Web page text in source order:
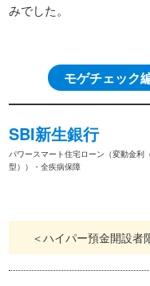
みでした。
モゲチェック
SBI新生銀行
パワースマート住宅ローン（変動金利
型））・全疾病保障
＜ハイパー預金開設者